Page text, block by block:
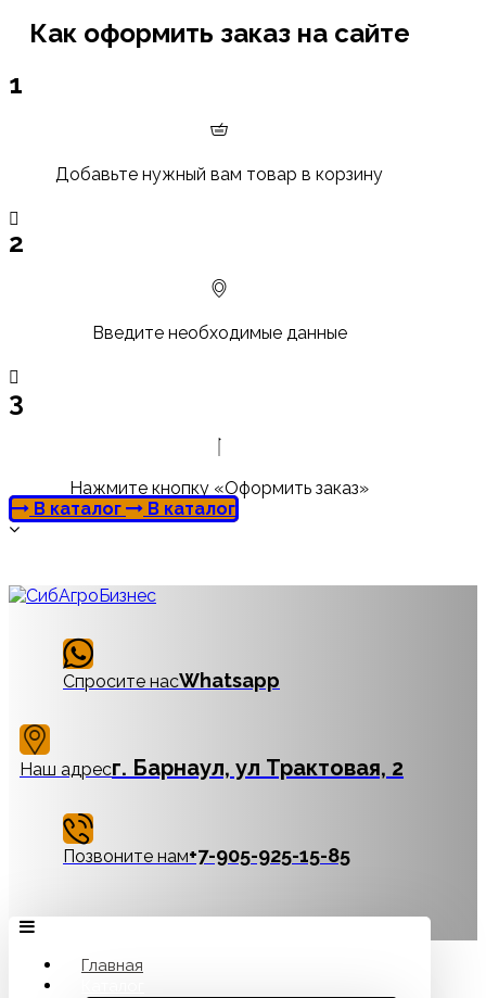
Как оформить заказ на сайте
1
Добавьте нужный вам товар в корзину
2
Введите необходимые данные
3
Нажмите кнопку «Оформить заказ»
В каталог
В каталог
Спросите насWhatsapp
Наш адресг. Барнаул, ул Трактовая, 2
Позвоните нам‪+7-905-925-15-85
Главная